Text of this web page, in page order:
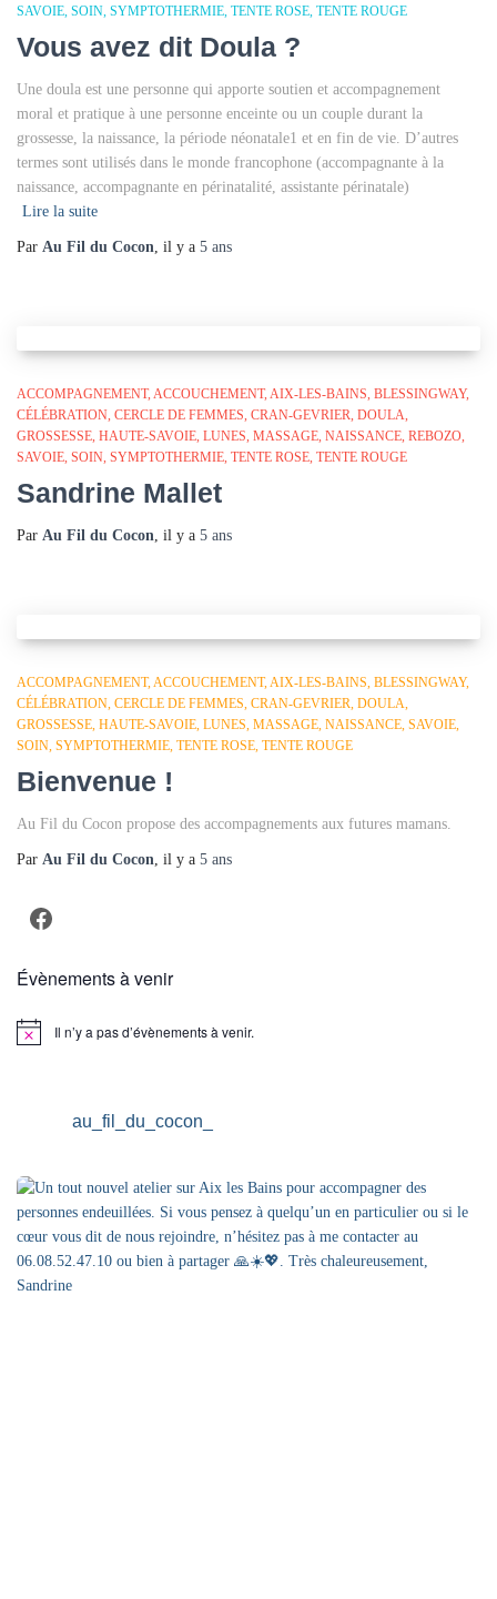
SAVOIE SOIN SYMPTOTHERMIE TENTE ROSE TENTE ROUGE
Vous avez dit Doula ?
Une doula est une personne qui apporte soutien et accompagnement
moral et pratique à une personne enceinte ou un couple durant la
grossesse, la naissance, la période néonatale1 et en fin de vie. D’autres
termes sont utilisés dans le monde francophone (accompagnante à la
naissance, accompagnante en périnatalité, assistante périnatale)
Lire la suite
Par Au Fil du Cocon, il y a 5 ans
ACCOMPAGNEMENT ACCOUCHEMENT AIX-LES-BAINS BLESSINGWAY
CÉLÉBRATION CERCLE DE FEMMES CRAN-GEVRIER DOULA
GROSSESSE HAUTE-SAVOIE LUNES MASSAGE NAISSANCE REBOZO
SAVOIE SOIN SYMPTOTHERMIE TENTE ROSE TENTE ROUGE
Sandrine Mallet
Par Au Fil du Cocon, il y a 5 ans
ACCOMPAGNEMENT ACCOUCHEMENT AIX-LES-BAINS BLESSINGWAY
CÉLÉBRATION CERCLE DE FEMMES CRAN-GEVRIER DOULA
GROSSESSE HAUTE-SAVOIE LUNES MASSAGE NAISSANCE SAVOIE
SOIN SYMPTOTHERMIE TENTE ROSE TENTE ROUGE
Bienvenue !
Au Fil du Cocon propose des accompagnements aux futures mamans.
Par Au Fil du Cocon, il y a 5 ans
Facebook
Évènements à venir
Notice Il n’y a pas d’évènements à venir.
au_fil_du_cocon_